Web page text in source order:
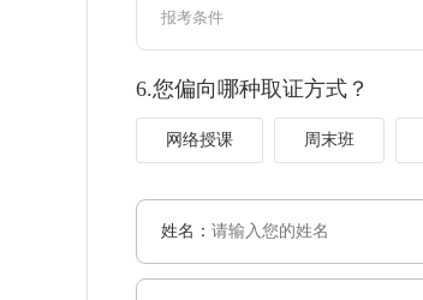
6.您偏向哪种取证方式？
网络授课 周末班
姓名：